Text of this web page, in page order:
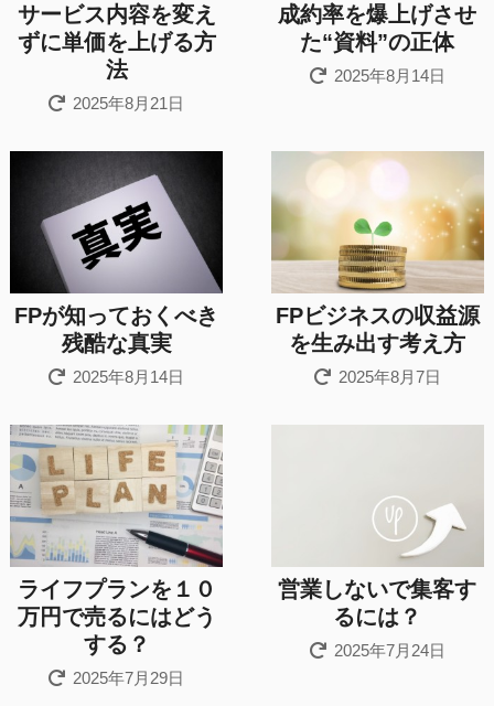
サービス内容を変え
ずに単価を上げる方
法
2025年8月21日
成約率を爆上げさせ
た“資料”の正体
2025年8月14日
FPが知っておくべき
残酷な真実
2025年8月14日
FPビジネスの収益源
を生み出す考え方
2025年8月7日
ライフプランを１０
万円で売るにはどう
する？
2025年7月29日
営業しないで集客す
るには？
2025年7月24日